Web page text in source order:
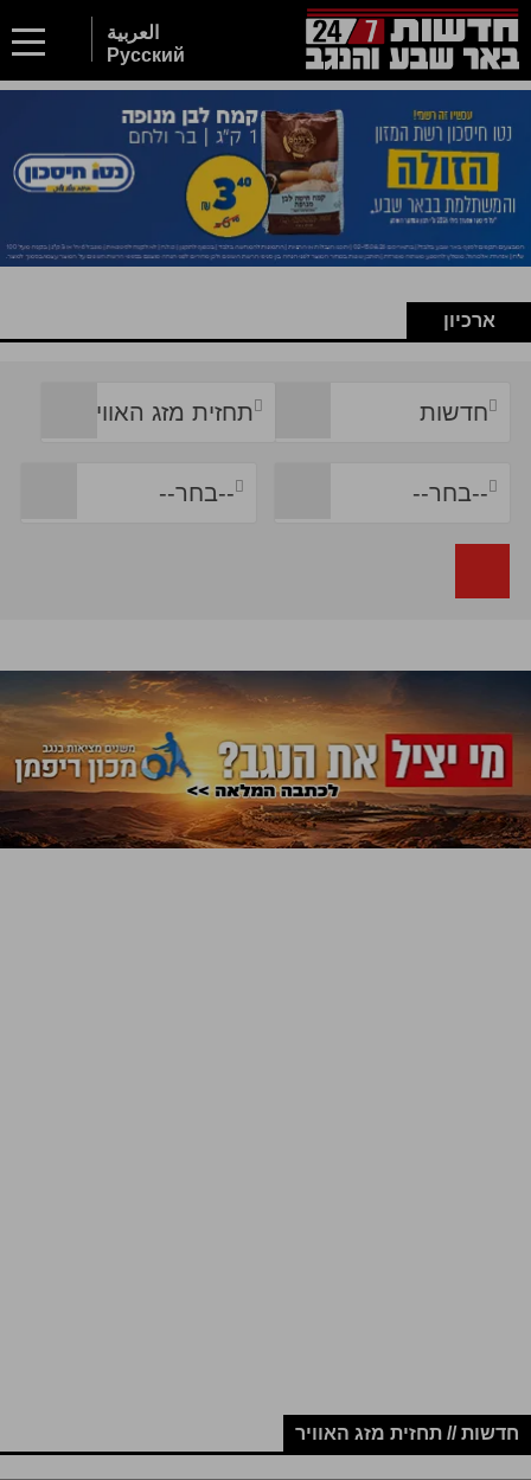
العربية
Русский
ארכיון
חדשות תחזית מזג האוויר
--בחר-- --בחר--
חדשות // תחזית מזג האוויר